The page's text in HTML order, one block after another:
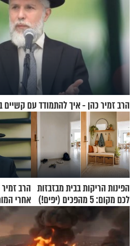
הרב זמיר כהן - איך להתמודד עם
הפינות הריקות בבית מבזבזות
לכם מקום: 5 מהפכים (יפים!)
שאפשר לעשות כבר היום
הרב
אחרי